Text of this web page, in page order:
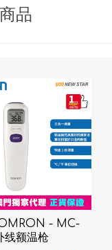
品
- MC-
线额温枪